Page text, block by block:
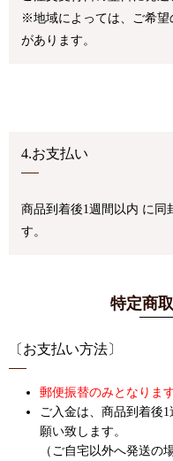
※地域によっては、ご希望
があります。
4.お支払い
商品到着後1週間以内 に同
す。
特定商
〔お支払い方法〕
郵便振替のみとなります
ご入金は、商品到着後
願い致します。
（ご自宅以外へ発送の